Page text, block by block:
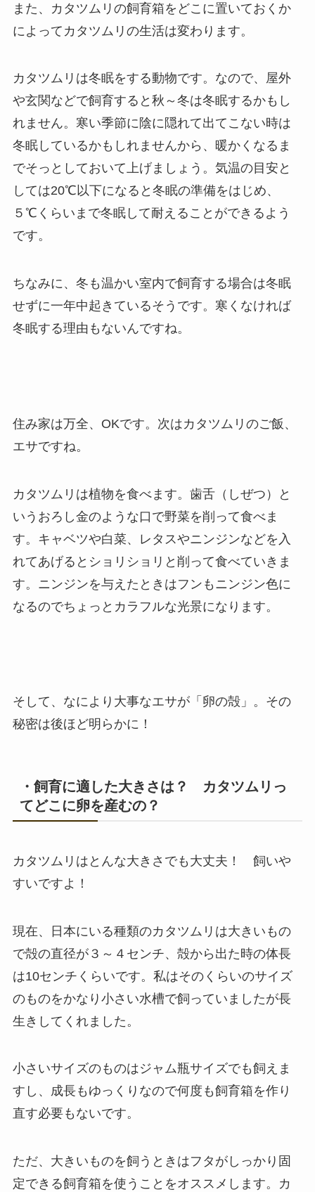
また、カタツムリの飼育箱をどこに置いておくか
によってカタツムリの生活は変わります。
カタツムリは冬眠をする動物です。なので、屋外
や玄関などで飼育すると秋～冬は冬眠するかもし
れません。寒い季節に陰に隠れて出てこない時は
冬眠しているかもしれませんから、暖かくなるま
でそっとしておいて上げましょう。気温の目安と
しては20℃以下になると冬眠の準備をはじめ、
５℃くらいまで冬眠して耐えることができるよう
です。
ちなみに、冬も温かい室内で飼育する場合は冬眠
せずに一年中起きているそうです。寒くなければ
冬眠する理由もないんですね。
住み家は万全、OKです。次はカタツムリのご飯、
エサですね。
カタツムリは植物を食べます。歯舌（しぜつ）と
いうおろし金のような口で野菜を削って食べま
す。キャベツや白菜、レタスやニンジンなどを入
れてあげるとショリショリと削って食べていきま
す。ニンジンを与えたときはフンもニンジン色に
なるのでちょっとカラフルな光景になります。
そして、なにより大事なエサが「卵の殻」。その
秘密は後ほど明らかに！
・飼育に適した大きさは？ カタツムリっ
てどこに卵を産むの？
カタツムリはとんな大きさでも大丈夫！ 飼いや
すいですよ！
現在、日本にいる種類のカタツムリは大きいもの
で殻の直径が３～４センチ、殻から出た時の体長
は10センチくらいです。私はそのくらいのサイズ
のものをかなり小さい水槽で飼っていましたが長
生きしてくれました。
小さいサイズのものはジャム瓶サイズでも飼えま
すし、成長もゆっくりなので何度も飼育箱を作り
直す必要もないです。
ただ、大きいものを飼うときはフタがしっかり固
定できる飼育箱を使うことをオススメします。カ